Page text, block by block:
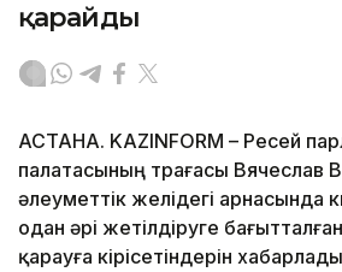
қарайды
АСТАНА. KAZINFORM – Ресей
палатасының төрағасы Вячеслав
әлеуметтік желідегі арнасында
одан әрі жетілдіруге
қарауға кірісетіндерін